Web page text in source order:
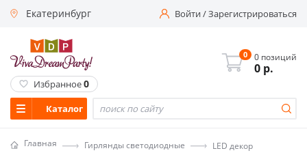
Екатеринбург Войти/Зарегистрироваться
Каталог
0 0 позиций
0 р.
Избранное0
Главная Гирлянды светодиодные LED декор